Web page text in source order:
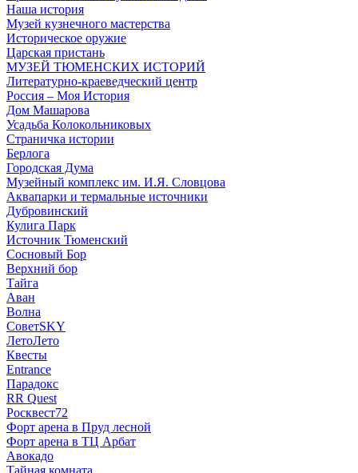
Наша история
Музей кузнечного мастерства
Историческое оружие
Царская пристань
МУЗЕЙ ТЮМЕНСКИХ ИСТОРИЙ
Литературно-краеведческий центр
Россия – Моя История
Дом Машарова
Усадьба Колокольниковых
Страничка истории
Берлога
Городская Дума
Музейный комплекс им. И.Я. Словцова
Аквапарки и термальные источники
Дубровинский
Кулига Парк
Источник Тюменский
Сосновый Бор
Верхний бор
Тайга
Аван
Волна
СоветSKY
ЛетоЛето
Квесты
Entrance
Парадокс
RR Quest
Росквест72
Форт арена в Пруд лесной
Форт арена в ТЦ Арбат
Авокадо
Тайная комната